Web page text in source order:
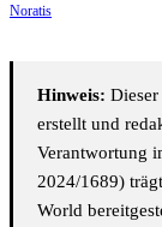
Noratis
Hinweis:
erstellt und
Verantwortung
2024/1689)
World